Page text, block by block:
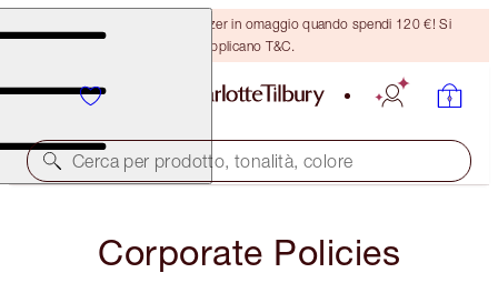
Ricevi un pennello per bronzer in omaggio quando spendi 120 €! Si
applicano T&C.
Cerca per prodotto, tonalità, colore
Corporate Policies